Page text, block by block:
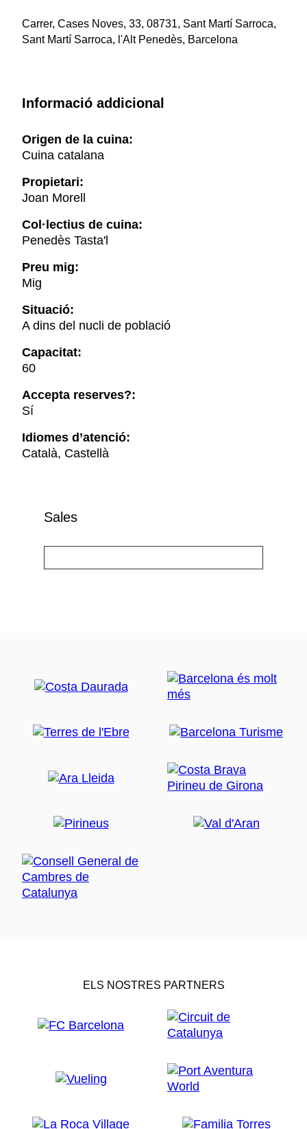
Carrer, Cases Noves, 33, 08731, Sant Martí Sarroca,
Sant Martí Sarroca, l'Alt Penedès, Barcelona
Informació addicional
Origen de la cuina:
Cuina catalana
Propietari:
Joan Morell
Col·lectius de cuina:
Penedès Tasta'l
Preu mig:
Mig
Situació:
A dins del nucli de població
Capacitat:
60
Accepta reserves?:
Sí
Idiomes d’atenció:
Català, Castellà
Sales
ELS NOSTRES PARTNERS